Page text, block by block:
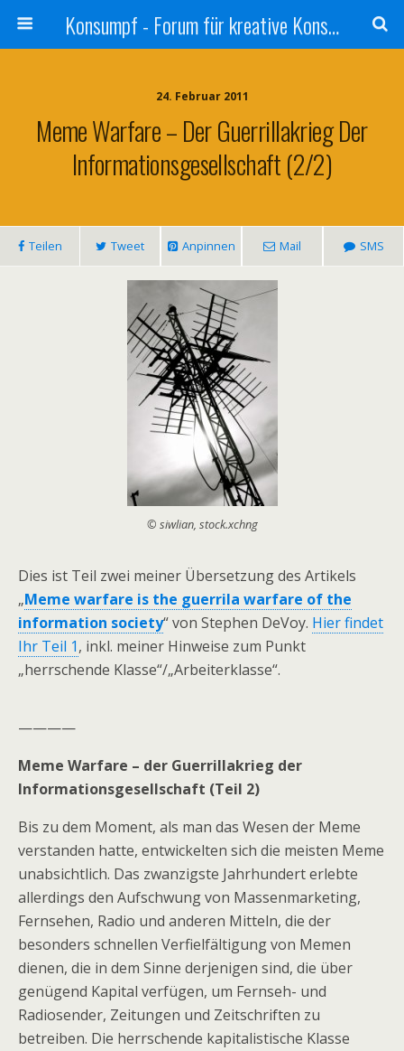
Konsumpf - Forum für kreative Konsumkritik - Culture Jamming, Nachhaltigkeit, Konzernkritik, Adbusting
24. Februar 2011
Meme Warfare – Der Guerrillakrieg Der
Informationsgesellschaft (2/2)
Teilen Tweet Anpinnen Mail SMS
© siwlian, stock.xchng
Dies ist Teil zwei meiner Übersetzung des Artikels
„Meme warfare is the guerrila warfare of the
information society“ von Stephen DeVoy. Hier findet
Ihr Teil 1, inkl. meiner Hinweise zum Punkt
„herrschende Klasse“/„Arbeiterklasse“.
————
Meme Warfare – der Guerrillakrieg der
Informationsgesellschaft (Teil 2)
Bis zu dem Moment, als man das Wesen der Meme
verstanden hatte, entwickelten sich die meisten Meme
unabsichtlich. Das zwanzigste Jahrhundert erlebte
allerdings den Aufschwung von Massenmarketing,
Fernsehen, Radio und anderen Mitteln, die der
besonders schnellen Verfielfältigung von Memen
dienen, die in dem Sinne derjenigen sind, die über
genügend Kapital verfügen, um Fernseh- und
Radiosender, Zeitungen und Zeitschriften zu
betreiben. Die herrschende kapitalistische Klasse